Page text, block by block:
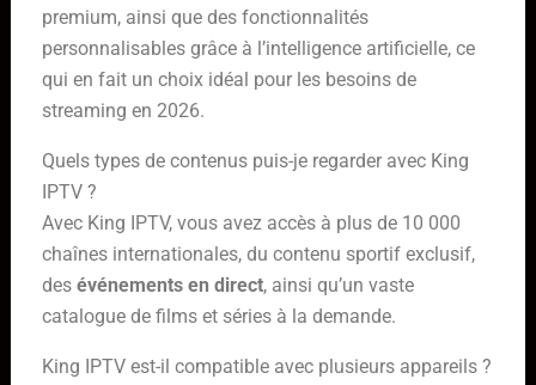
premium, ainsi que des fonctionnalités
personnalisables grâce à l’intelligence artificielle, ce
qui en fait un choix idéal pour les besoins de
streaming en 2026.
Quels types de contenus puis-je regarder avec King
IPTV ?
Avec King IPTV, vous avez accès à plus de 10 000
chaînes internationales, du contenu sportif exclusif,
des événements en direct, ainsi qu’un vaste
catalogue de films et séries à la demande.
King IPTV est-il compatible avec plusieurs appareils ?